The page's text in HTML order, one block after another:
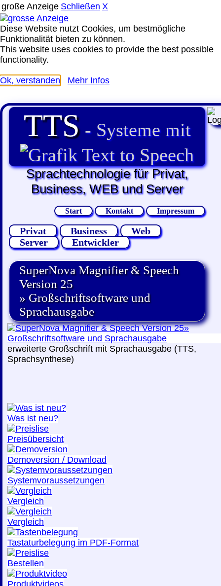
große Anzeige Schließen X
Diese Website nutzt Cookies, um bestmögliche
Funktionalität bieten zu können.
This website uses cookies to provide the best possible
functionality.
Ok, verstanden Mehr Infos
TTS- Systeme mit
Text to Speech
Sprachtechnologie für Privat,
Business, WEB und Server
Start Kontakt Impressum
Privat Business
Web
Server
Entwickler
SuperNova Magnifier & Speech
Version 25
» Großschriftsoftware und
Sprachausgabe
erweiterte Großschrift mit Sprachausgabe (TTS,
Sprachsynthese)
Was ist neu?
Preisübersicht
Demoversion / Download
Systemvoraussetzungen
Vergleich
Vergleich
Tastaturbelegung im PDF-Format
Bestellen
Produktvideos